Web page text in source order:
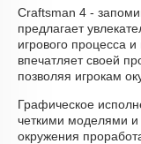
Craftsman 4 -
предлагает
игрового процесса
впечатляет своей
позволяя игрокам
Графическое
четкими моделями
окружения